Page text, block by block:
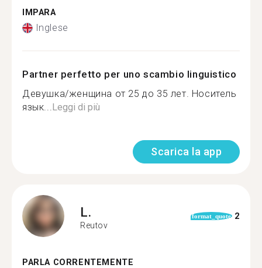
IMPARA
Inglese
Partner perfetto per uno scambio linguistico
Девушка/женщина от 25 до 35 лет. Носитель
язык...Leggi di più
Scarica la app
L.
Reutov
format_quote 2
PARLA CORRENTEMENTE